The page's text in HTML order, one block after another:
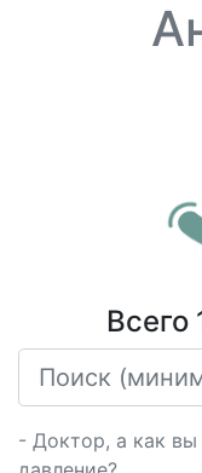
Всего
- Доктор, а как